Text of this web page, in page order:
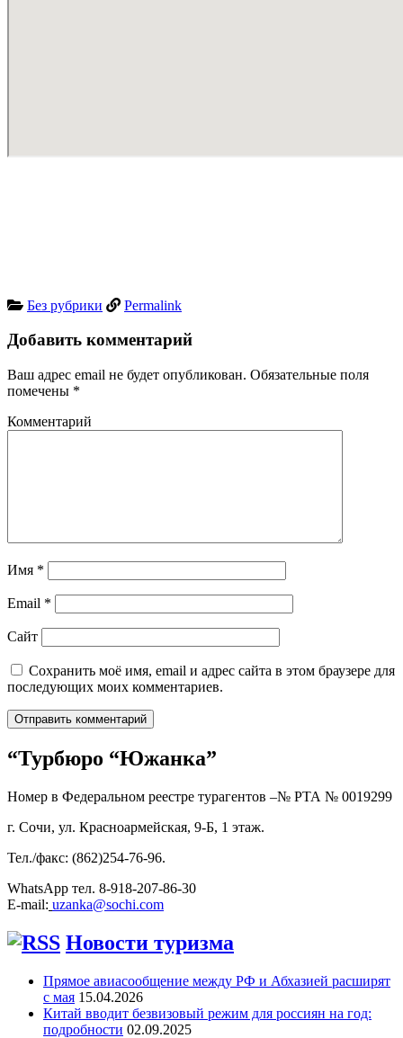
Без рубрики Permalink
Добавить комментарий
Ваш адрес email не будет опубликован. Обязательные поля
помечены *
Комментарий
Имя *
Email *
Сайт
Сохранить моё имя, email и адрес сайта в этом браузере для
последующих моих комментариев.
“Турбюро “Южанка”
Номер в Федеральном реестре турагентов –№ РТА № 0019299
г. Сочи, ул. Красноармейская, 9-Б, 1 этаж.
Тел./факс: (862)254-76-96.
WhatsApp тел. 8-918-207-86-30
E-mail: uzanka@sochi.com
Новости туризма
Прямое авиасообщение между РФ и Абхазией расширят
с мая 15.04.2026
Китай вводит безвизовый режим для россиян на год:
подробности 02.09.2025